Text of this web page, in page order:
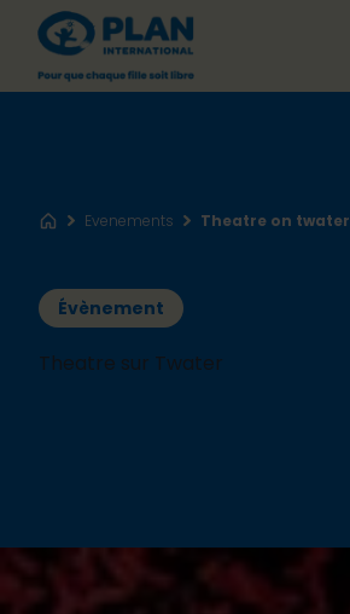
AccueilEvenements Theatre on twater
Évènement
Theatre sur Twater